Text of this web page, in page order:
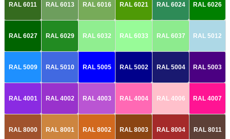
RAL 6011 RAL 6013 RAL 6016 RAL 6021 RAL 6024 RAL 6026
RAL 6027 RAL 6029 RAL 6032 RAL 6033 RAL 6037 RAL 5012
RAL 5009 RAL 5010 RAL 5005 RAL 5002 RAL 5004 RAL 5003
RAL 4001 RAL 4002 RAL 4003 RAL 4004 RAL 4006 RAL 4007
RAL 8000 RAL 8001 RAL 8002 RAL 8003 RAL 8004 RAL 8011